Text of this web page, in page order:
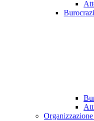
Organizzazione